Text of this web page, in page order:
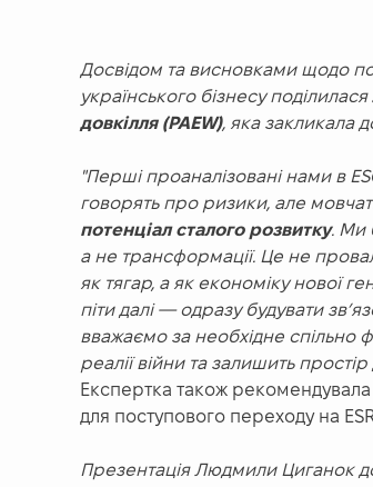
Досвідом та висновками щодо
українського бізнесу поділилася
довкілля (PAEW), яка закликала
"Перші проаналізовані нами в
говорять про ризики, але
потенціал сталого розвитку. Ми
а не трансформації. Це не
як тягар, а як економіку нової
піти далі — одразу будувати
вважаємо за необхідне спільно
реалії війни та залишить
Експертка також рекомендувала
для поступового переходу на
Презентація Людмили Циганок